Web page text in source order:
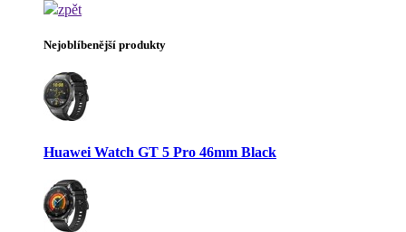
zpět
Nejoblíbenější produkty
Huawei Watch GT 5 Pro 46mm Black